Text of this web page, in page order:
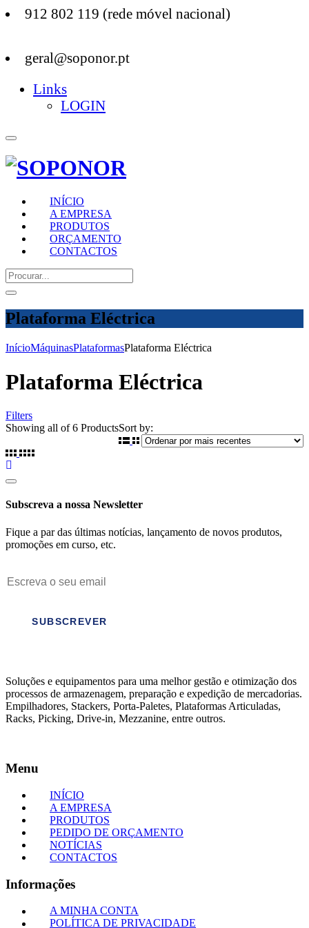
912 802 119 (rede móvel nacional)
geral@soponor.pt
Links
LOGIN
INÍCIO
A EMPRESA
PRODUTOS
ORÇAMENTO
CONTACTOS
Plataforma Eléctrica
InícioMáquinasPlataformasPlataforma Eléctrica
Plataforma Eléctrica
Filters
Showing all of 6 ProductsOrdenado
por
Sort by:
Subscreva a nossa Newsletter
Fique a par das últimas notícias, lançamento de novos produtos,
promoções em curso, etc.
SUBSCREVER
Soluções e equipamentos para uma melhor gestão e otimização dos
processos de armazenagem, preparação e expedição de mercadorias.
Empilhadores, Stackers, Porta-Paletes, Plataformas Articuladas,
Racks, Picking, Drive-in, Mezzanine, entre outros.
Menu
INÍCIO
A EMPRESA
PRODUTOS
PEDIDO DE ORÇAMENTO
NOTÍCIAS
CONTACTOS
Informações
A MINHA CONTA
POLÍTICA DE PRIVACIDADE